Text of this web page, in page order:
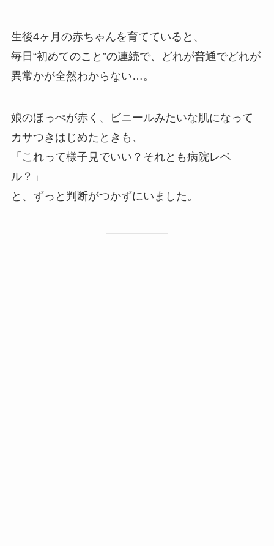
生後4ヶ月の赤ちゃんを育てていると、
毎日“初めてのこと”の連続で、どれが普通でどれが
異常かが全然わからない…。
娘のほっぺが赤く、ビニールみたいな肌になって
カサつきはじめたときも、
「これって様子見でいい？それとも病院レベ
ル？」
と、ずっと判断がつかずにいました。